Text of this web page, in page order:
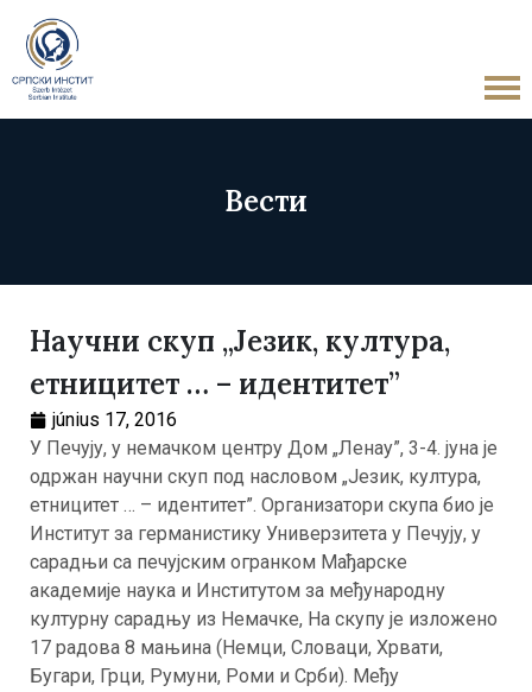
Вести
Научни скуп „Језик, култура,
етницитет … – идентитет”
június 17, 2016
У Печују, у немачком центру Дом „Ленау”, 3-4. јуна је
одржан научни скуп под насловом „Језик, култура,
етницитет … – идентитет”. Организатори скупа био је
Институт за германистику Универзитета у Печују, у
сарадњи са печујским огранком Мађарске
академије наука и Институтом за међународну
културну сарадњу из Немачке, На скупу је изложено
17 радова 8 мањина (Немци, Словаци, Хрвати,
Бугари, Грци, Румуни, Роми и Срби). Међу